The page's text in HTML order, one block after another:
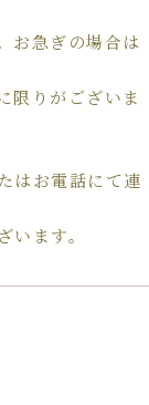
お急ぎの場合は
限りがございま
はお電話にて連
ます。